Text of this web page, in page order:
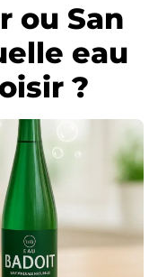
ou San
eau
?